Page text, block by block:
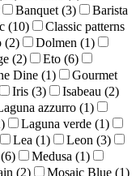
Banquet (3)
Barista
(10)
Classic patterns
(2) Dolmen (1)
(2) Eto (6)
Dine (1)
Gourmet
Iris (3) Isabeau (2)
azzurro (1)
) Laguna verde (1)
Lea (1) Leon (3)
6) Medusa (1)
(2) Mosaic Blue (1)